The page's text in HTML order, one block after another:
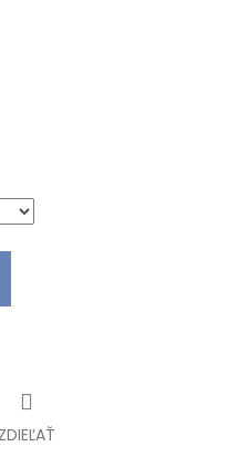
ZDIEĽAŤ